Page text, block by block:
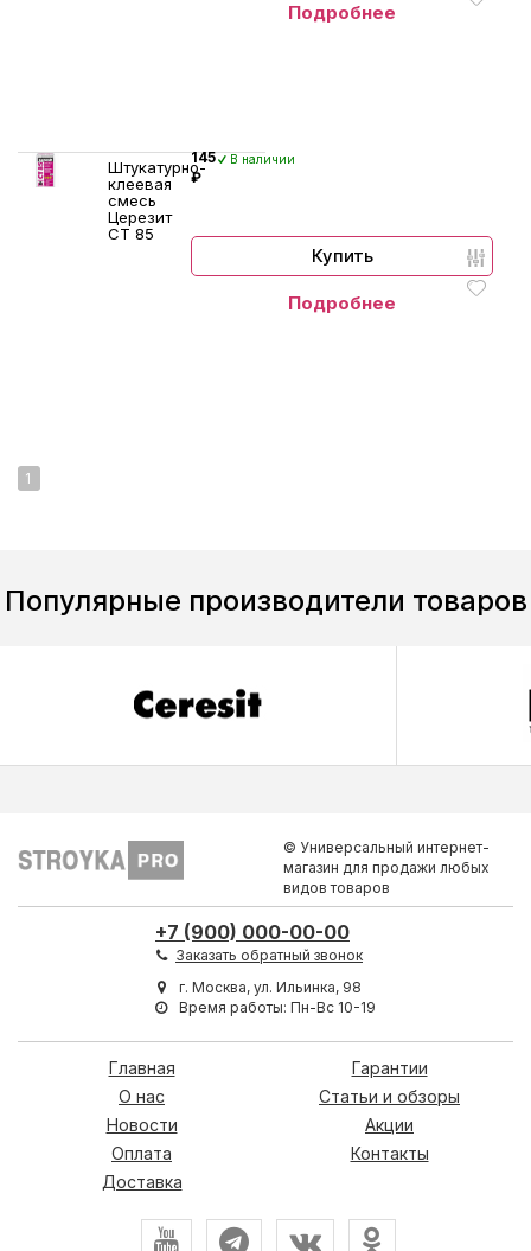
Подробнее
Штукатурно-
клеевая
смесь
Церезит
СТ 85
145
₽
В наличии
Купить
Подробнее
1
Популярные производители товаров
© Универсальный интернет-
магазин для продажи любых
видов товаров
+7 (900) 000-00-00
Заказать обратный звонок
г. Москва, ул. Ильинка, 98
Время работы: Пн-Вс 10-19
Главная
О нас
Новости
Оплата
Доставка
Гарантии
Статьи и обзоры
Акции
Контакты